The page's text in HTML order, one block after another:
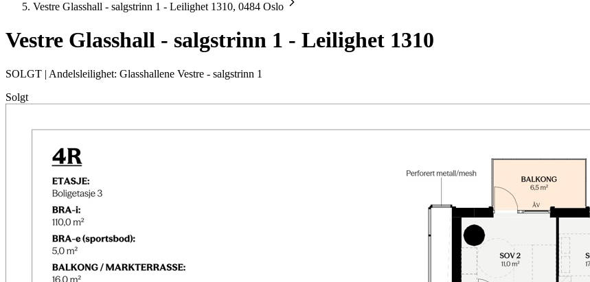
Vestre Glasshall - salgstrinn 1 - Leilighet 1310, 0484 Oslo
Vestre Glasshall - salgstrinn 1 - Leilighet 1310
SOLGT | Andelsleilighet: Glasshallene Vestre - salgstrinn 1
Solgt